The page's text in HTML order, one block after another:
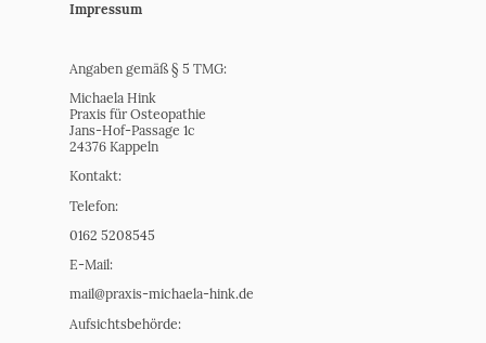
Impressum
Angaben gemäß § 5 TMG:
Michaela Hink
Praxis für Osteopathie
Jans-Hof-Passage 1c
24376 Kappeln
Kontakt:
Telefon:
0162 5208545
E-Mail:
mail@praxis-michaela-hink.de
Aufsichtsbehörde: